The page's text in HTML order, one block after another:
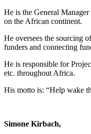
He is the General
on the African continent.
He oversees the sourcing
funders and connecting
He is responsible for
etc. throughout Africa.
His motto is: “Help wake
Simone Kirbach,